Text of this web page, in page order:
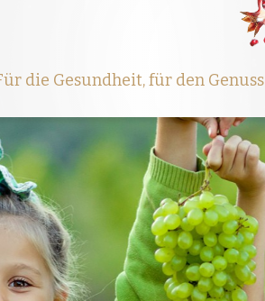
die Gesundheit, für den Genuss